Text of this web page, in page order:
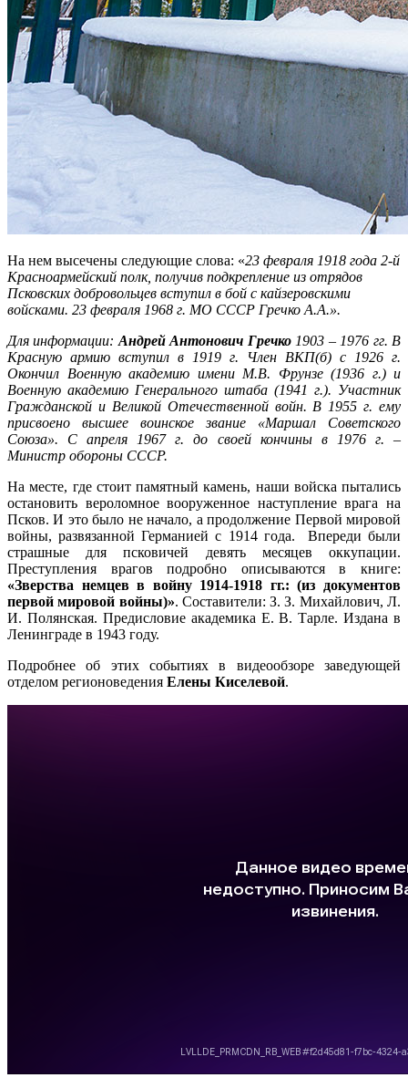
На нем высечены следующие слова: «23 февраля 1918 года 2-й
Красноармейский полк, получив подкрепление из отрядов
Псковских добровольцев вступил в бой с кайзеровскими
войсками. 23 февраля 1968 г. МО СССР Гречко А.А.».
Для информации: Андрей Антонович Гречко1903 – 1976 гг. В
Красную армию вступил в 1919 г. Член ВКП(б) с 1926 г.
Окончил Военную академию имени М.В. Фрунзе (1936 г.) и
Военную академию Генерального штаба (1941 г.). Участник
Гражданской и Великой Отечественной войн. В 1955 г. ему
присвоено высшее воинское звание «Маршал Советского
Союза». C апреля 1967 г. до своей кончины в 1976 г. –
Министр обороны СССР.
На месте, где стоит памятный камень, наши войска пытались
остановить вероломное вооруженное наступление врага на
Псков. И это было не начало, а продолжение Первой мировой
войны, развязанной Германией с 1914 года. Впереди были
страшные для псковичей девять месяцев оккупации.
Преступления врагов подробно описываются в книге:
«Зверства немцев в войну 1914-1918 гг.: (из документов
первой мировой войны)». Составители: З. З. Михайлович, Л.
И. Полянская. Предисловие академика Е. В. Тарле. Издана в
Ленинграде в 1943 году.
Подробнее об этих событиях в видеообзоре заведующей
отделом регионоведения Елены Киселевой.